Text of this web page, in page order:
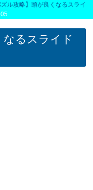
ズル攻略】頭が良くなるスライ
なるスライド